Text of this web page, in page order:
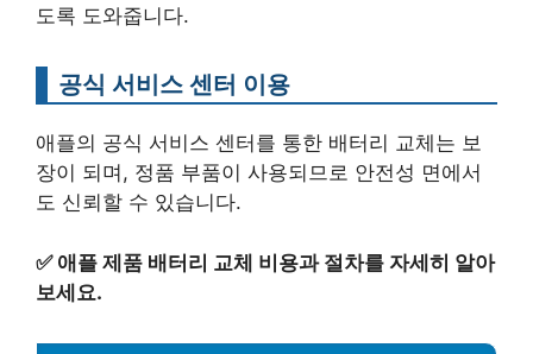
도록 도와줍니다.
공식 서비스 센터 이용
애플의 공식 서비스 센터를 통한 배터리 교체는 보
장이 되며, 정품 부품이 사용되므로 안전성 면에서
도 신뢰할 수 있습니다.
✅ 애플 제품 배터리 교체 비용과 절차를 자세히 알아
보세요.